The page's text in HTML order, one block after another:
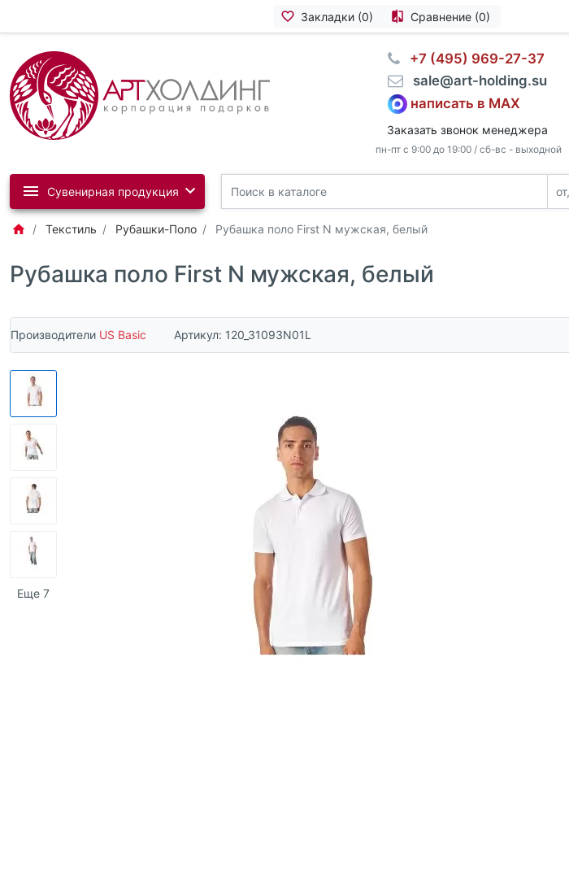
Закладки (0) Сравнение (0)
⠀+7 (495) 969-27-37
⠀sale@art-holding.su
написать в MAX
Заказать звонок менеджера
пн-пт с 9:00 до 19:00 / сб-вс - выходной
Сувенирная продукция
Текстиль Рубашки-Поло Рубашка поло First N мужская, белый
Рубашка поло First N мужская, белый
Производители US Basic Артикул: 120_31093N01L
Еще 7